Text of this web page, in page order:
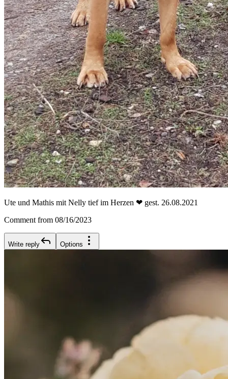
Ute und Mathis mit Nelly tief im Herzen ❤ gest. 26.08.2021
Comment from 08/16/2023
Write reply Options